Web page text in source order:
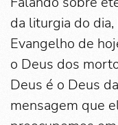
da liturgia do dia,
Evangelho de
o Deus dos
Deus é o Deus
mensagem que